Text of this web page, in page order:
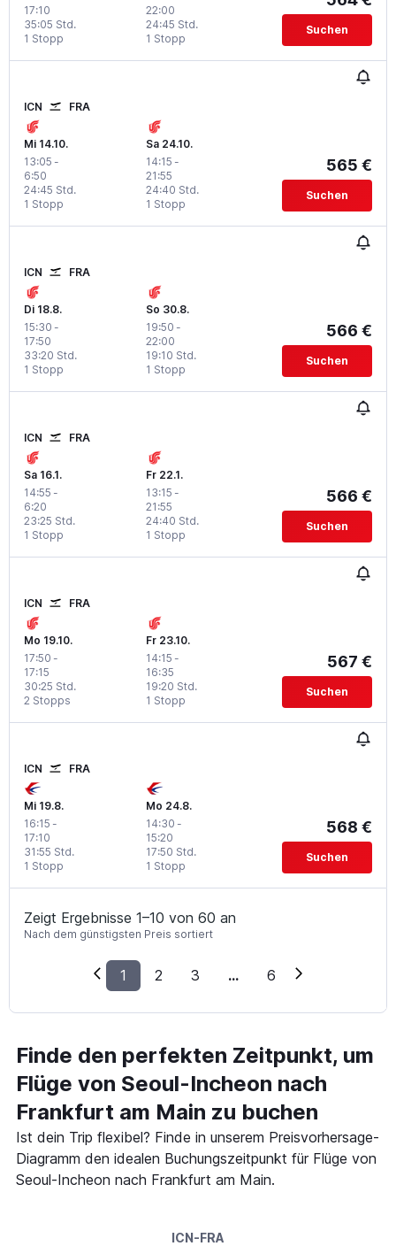
17:10
1 Stopp
35:05 Std.
22:00
1 Stopp
24:45 Std. Suchen
ICN FRA
Mi 14.10.
13:05 -
6:50
1 Stopp
24:45 Std.
Sa 24.10.
14:15 -
21:55
1 Stopp
24:40 Std.
565 €
Suchen
ICN FRA
Di 18.8.
15:30 -
17:50
1 Stopp
33:20 Std.
So 30.8.
19:50 -
22:00
1 Stopp
19:10 Std.
566 €
Suchen
ICN FRA
Sa 16.1.
14:55 -
6:20
1 Stopp
23:25 Std.
Fr 22.1.
13:15 -
21:55
1 Stopp
24:40 Std.
566 €
Suchen
ICN FRA
Mo 19.10.
17:50 -
17:15
2 Stopps
30:25 Std.
Fr 23.10.
14:15 -
16:35
1 Stopp
19:20 Std.
567 €
Suchen
ICN FRA
Mi 19.8.
16:15 -
17:10
1 Stopp
31:55 Std.
Mo 24.8.
14:30 -
15:20
1 Stopp
17:50 Std.
568 €
Suchen
Zeigt Ergebnisse 1–10 von 60 an
Nach dem günstigsten Preis sortiert
1 2 3 ... 6
Finde den perfekten Zeitpunkt, um
Flüge von Seoul-Incheon nach
Frankfurt am Main zu buchen
Ist dein Trip flexibel? Finde in unserem Preisvorhersage-
Diagramm den idealen Buchungszeitpunkt für Flüge von
Seoul-Incheon nach Frankfurt am Main.
ICN-FRA